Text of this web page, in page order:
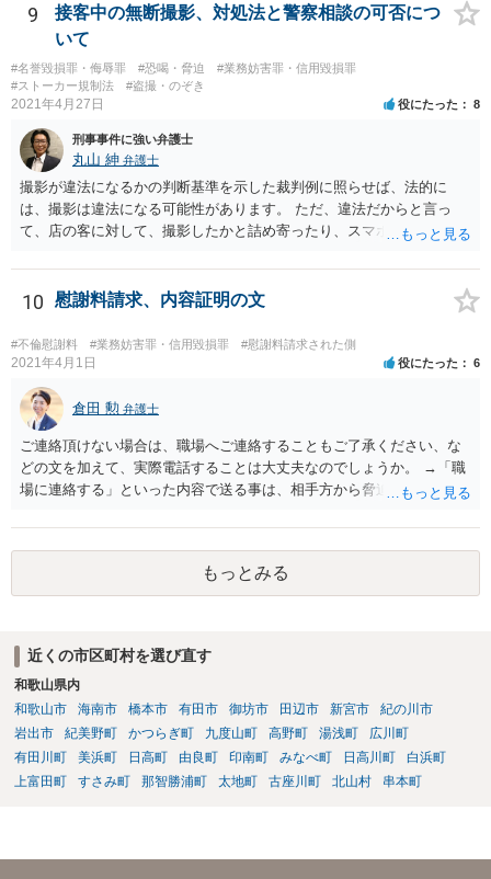
拠になり得るでしょう。なお、【立ち上がり詰め寄って来そうにな
り】という点については、防犯カメラなどがあれば最良だと思われま
ます。
9
接客中の無断撮影、対処法と警察相談の可否につ
いて
#名誉毀損罪・侮辱罪 #恐喝・脅迫
#業務妨害罪・信用毀損罪
#ストーカー規制法
#盗撮・のぞき
2021年4月27日 役にたった 8
刑事事件に強い弁護士
丸山 紳 弁護士
撮影が違法になるかの判断基準を示した裁判例に照らせば、法的に
は、撮影は違法になる可能性があります。 ただ、違法だからと言っ
て、店の客に対して、撮影したかと詰め寄ったり、スマホのデータを
長等からやんわりと注意してもらうなど、店の運営面からの対策を行
うことが現実的であるように思います。
10 慰謝料請求、内容証明の文
#不倫慰謝料 #業務妨害罪・信用毀損罪 #慰謝料請求された側
2021年4月1日 役にたった 6
倉田 勲 弁護士
ご連絡頂けない場合は、職場へご連絡することもご了承ください、な
どの文を加えて、実際電話することは大丈夫なのでしょうか。 →「職
場に連絡する」といった内容で送る事は、相手方から脅迫や強要未遂
話をすることについても、場合によっては業務妨害と言われる可能性
もあります。
もっとみる
近くの市区町村を選び直す
和歌山県内
和歌山市
海南市 橋本市 有田市 御坊市 田辺市 新宮市
紀の川市
岩出市
紀美野町 かつらぎ町 九度山町 高野町 湯浅町
広川町
有田川町
美浜町 日高町 由良町 印南町 みなべ町 日高川町
白浜町
上富田町
すさみ町 那智勝浦町 太地町 古座川町 北山村 串本町